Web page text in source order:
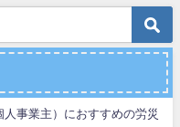
事業主）におすすめの労災